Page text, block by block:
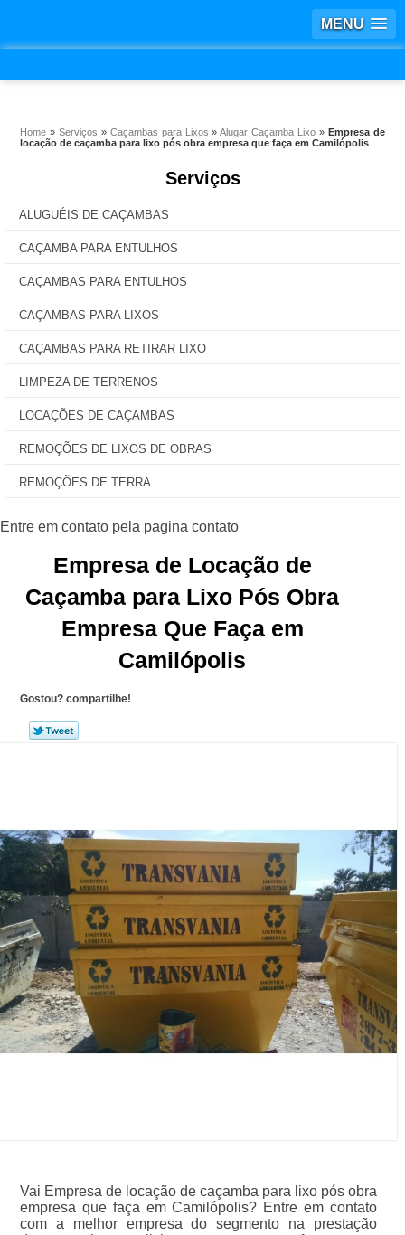
MENU
Home »Serviços» Caçambas para Lixos»Alugar Caçamba Lixo » Empresa de
locação de caçamba para lixo pós obra empresa que faça em Camilópolis
Serviços
ALUGUÉIS DE CAÇAMBAS
CAÇAMBA PARA ENTULHOS
CAÇAMBAS PARA ENTULHOS
CAÇAMBAS PARA LIXOS
CAÇAMBAS PARA RETIRAR LIXO
LIMPEZA DE TERRENOS
LOCAÇÕES DE CAÇAMBAS
REMOÇÕES DE LIXOS DE OBRAS
REMOÇÕES DE TERRA
Empresa de Locação de
Caçamba para Lixo Pós Obra
Empresa Que Faça em
Camilópolis
Gostou? compartilhe!
Vai Empresa de locação de caçamba para lixo pós obra
empresa que faça em Camilópolis? Entre em contato
com a melhor empresa do segmento na prestação